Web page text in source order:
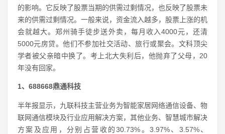
的影响。它反映了股票当期的供需过剩情况，也反映了股票未
来的供需过剩情况。一般来说，资金流入越多，股票上涨的机
会就越大。郑州骑手徒步送外卖，每月收入4000元，还清
5000元房贷。他们不参加社交活动、旅行或聚会。文科顶尖
学者被父亲暗中换了。考上北大失利后，他抛弃了父母，20
年没有回家。
1、688668鼎通科技
半年报显示，九联科技主营业务为智能家居网络通信设备、物
联网通信模块及行业应用解决方案，其他业务、智慧城市解决
方案及应用，分别占营收的30.73%。3.97%、3.57%、